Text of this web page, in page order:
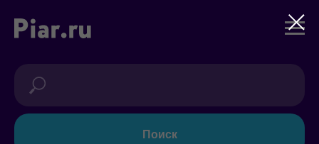
Поиск